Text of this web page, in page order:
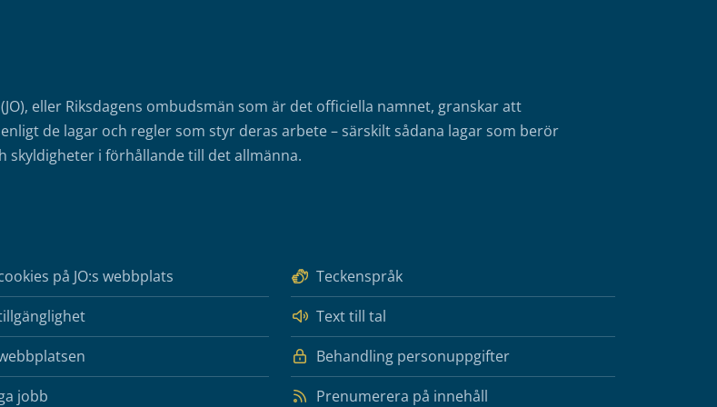
eller Riksdagens ombudsmän som är det officiella namnet, granskar att
de lagar och regler som styr deras arbete – särskilt sådana lagar som berör
skyldigheter i förhållande till det allmänna.
på JO:s webbplats
Teckenspråk
Text till tal
Behandling personuppgifter
jobb
Prenumerera på innehåll